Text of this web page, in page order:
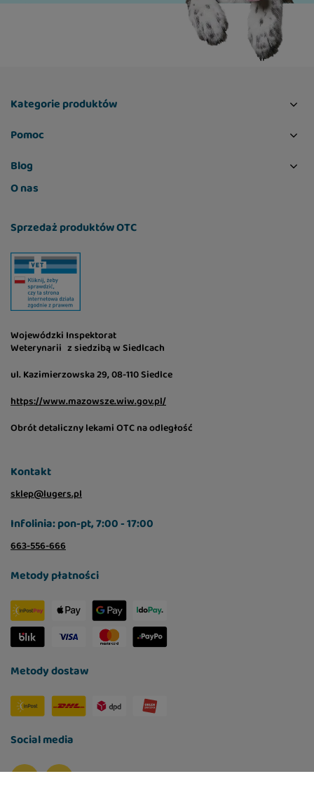
Kategorie produktów
Pomoc
Blog
O nas
Sprzedaż produktów OTC
Wojewódzki Inspektorat
Weterynarii z siedzibą w Siedlcach
ul. Kazimierzowska 29, 08-110 Siedlce
https://www.mazowsze.wiw.gov.pl/
Obrót detaliczny lekami OTC na odległość
Kontakt
sklep@lugers.pl
Infolinia: pon-pt, 7:00 - 17:00
663-556-666
Metody płatności
Metody dostaw
Social media